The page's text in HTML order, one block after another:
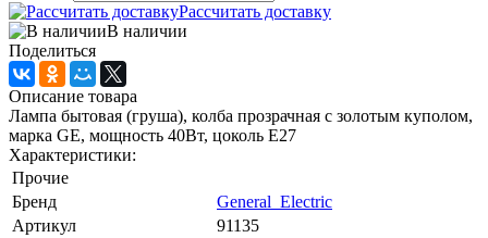
Рассчитать доставку
В наличии
Поделиться
Описание товара
Лампа бытовая (груша), колба прозрачная с золотым куполом,
марка GE, мощность 40Вт, цоколь Е27
Характеристики:
Прочие
Бренд
General_Electric
Артикул
91135